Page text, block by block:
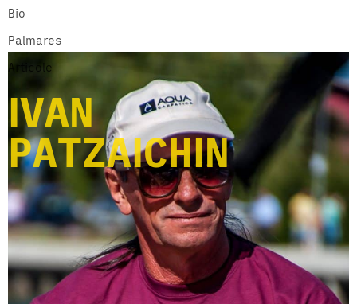
Bio
Palmares
Articole
IVAN
PATZAICHIN